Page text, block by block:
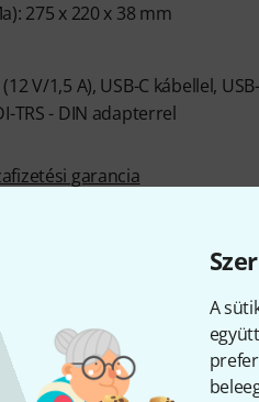
A
275 x 220 x 38 mm
V/1,5 A), USB-C kábellel,
TRS - DIN adapterrel
garancia
Szeptember 2025
1 darab